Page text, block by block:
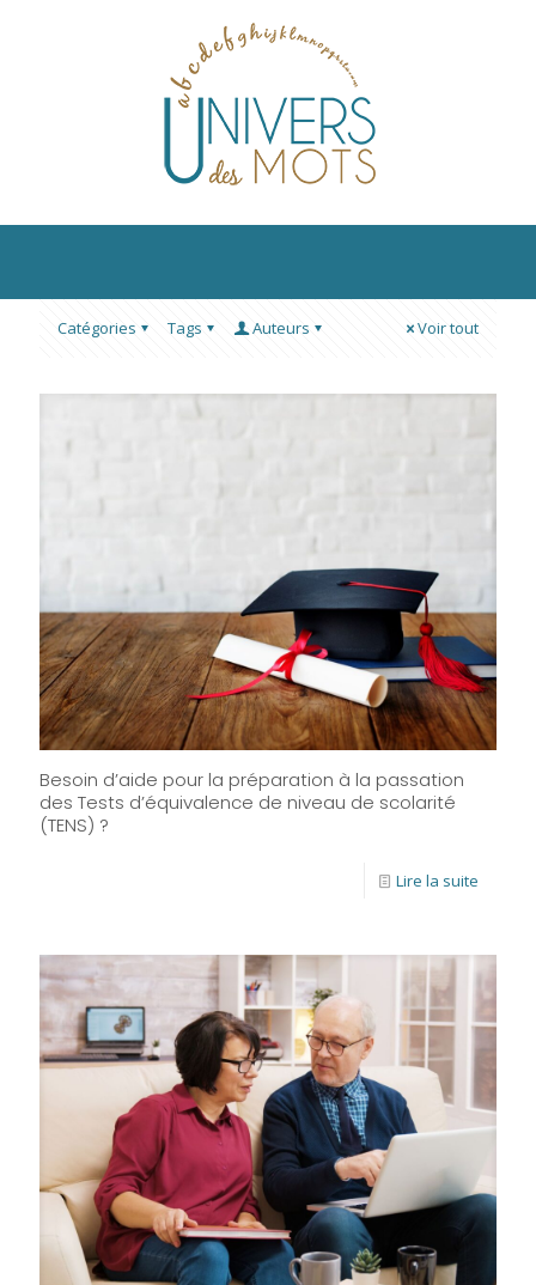
Catégories Tags Auteurs Voir tout
Besoin d’aide pour la préparation à la passation
des Tests d’équivalence de niveau de scolarité
(TENS) ?
Lire la suite